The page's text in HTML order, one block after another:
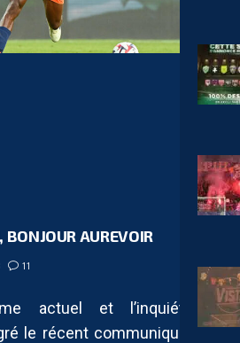
AUREVOIR
11
actuel et l’inquiétude
le récent communiqué de